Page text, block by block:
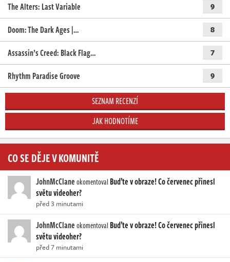
The Alters: Last Variable 9
Doom: The Dark Ages |… 8
Assassin’s Creed: Black Flag… 7
Rhythm Paradise Groove 9
SEZNAM RECENZÍ
JAK HODNOTÍME
CO SE DĚJE V KOMUNITĚ
JohnMcClaneokomentoval Buďte v obraze! Co červenec přinesl
světu videoher?
před 3 minutami
JohnMcClaneokomentoval Buďte v obraze! Co červenec přinesl
světu videoher?
před 7 minutami